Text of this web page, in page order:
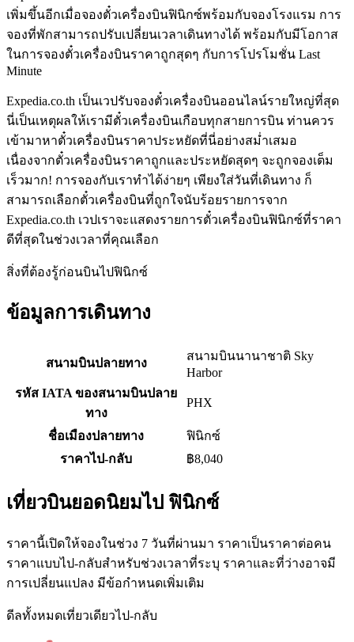
เพิ่มขึ้นอีกเมื่อจองตั๋วเครื่องบินฟินิกซ์พร้อมกับจองโรงแรม การ
จองที่พักสามารถปรับเปลี่ยนเวลาเดินทางได้ พร้อมกับมีโอกาส
ในการจองตั๋วเครื่องบินราคาถูกสุดๆ กับการโปรโมชั่น Last
Minute
Expedia.co.th เป็นเวปรับจองตั๋วเครื่องบินออนไลน์รายใหญ่ที่สุด
นี่เป็นเหตุผลให้เรามีตั๋วเครื่องบินเกือบทุกสายการบิน ท่านควร
เข้ามาหาตั๋วเครื่องบินราคาประหยัดที่นี่อย่างสม่ำเสมอ
เนื่องจากตั๋วเครื่องบินราคาถูกและประหยัดสุดๆ จะถูกจองเต็ม
เร็วมาก! การจองกับเราทำได้ง่ายๆ เพียงใส่วันที่เดินทาง ก็
สามารถเลือกตั๋วเครื่องบินที่ถูกใจนับร้อยรายการจาก
Expedia.co.th เวปเราจะแสดงรายการตั๋วเครื่องบินฟินิกซ์ที่ราคา
ดีที่สุดในช่วงเวลาที่คุณเลือก
สิ่งที่ต้องรู้ก่อนบินไปฟินิกซ์
ข้อมูลการเดินทาง
สนามบินปลายทาง
สนามบินนานาชาติ Sky
Harbor
รหัส IATA ของสนามบินปลาย
ทาง
PHX
ชื่อเมืองปลายทาง
ฟินิกซ์
ราคาไป-กลับ
฿8,040
เที่ยวบินยอดนิยมไป ฟินิกซ์
ราคานี้เปิดให้จองในช่วง 7 วันที่ผ่านมา ราคาเป็นราคาต่อคน
ราคาแบบไป-กลับสำหรับช่วงเวลาที่ระบุ ราคาและที่ว่างอาจมี
การเปลี่ยนแปลง มีข้อกำหนดเพิ่มเติม
ดีลทั้งหมดเที่ยวเดียวไป-กลับ